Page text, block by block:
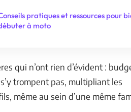
pratiques et ressources pour
à moto
qui n’ont rien d’évident :
trompent pas, multipliant les
même au sein d’une même